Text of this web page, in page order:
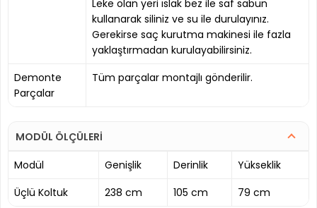
Leke olan yeri ıslak bez ile saf sabun
kullanarak siliniz ve su ile durulayınız.
Gerekirse saç kurutma makinesi ile fazla
yaklaştırmadan kurulayabilirsiniz.
Demonte
Parçalar
Tüm parçalar montajlı gönderilir.
MODÜL ÖLÇÜLERİ
Modül
Genişlik Derinlik
Yükseklik
Üçlü Koltuk
238 cm 105 cm 79 cm